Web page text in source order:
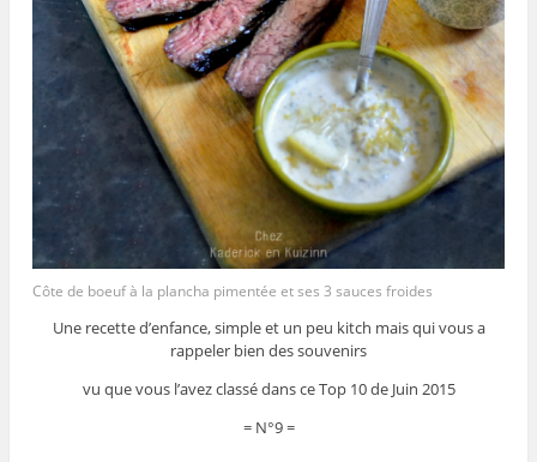
Côte de boeuf à la plancha pimentée et ses 3 sauces froides
Une recette d’enfance, simple et un peu kitch mais qui vous a
rappeler bien des souvenirs
vu que vous l’avez classé dans ce Top 10 de Juin 2015
= N°9 =